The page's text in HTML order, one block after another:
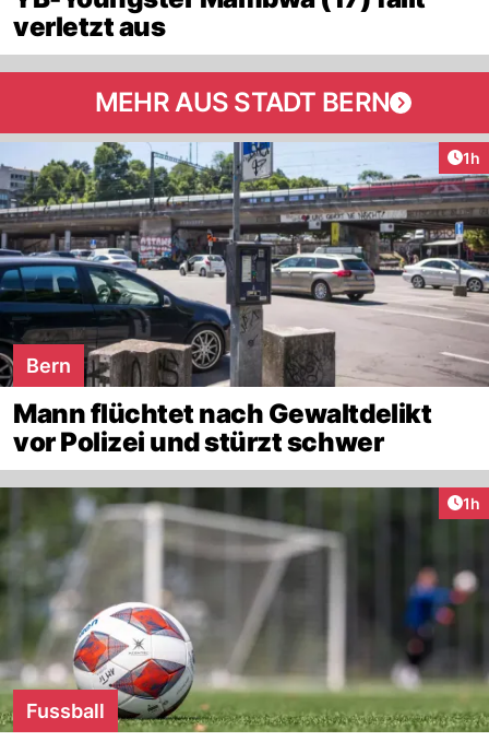
verletzt aus
MEHR AUS STADT BERN
1h
Bern
Mann flüchtet nach Gewaltdelikt
vor Polizei und stürzt schwer
1h
Fussball